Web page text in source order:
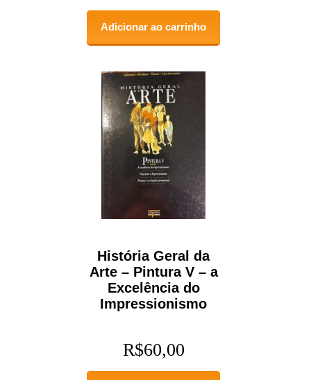
Adicionar ao carrinho
História Geral da
Arte – Pintura V – a
Excelência do
Impressionismo
R$60,00